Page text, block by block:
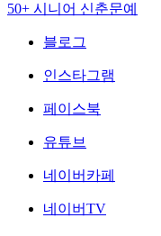
50+ 시니어 신춘문예
블로그
인스타그램
페이스북
유튜브
네이버카페
네이버TV